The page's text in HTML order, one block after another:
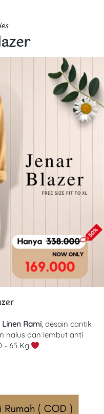
Linen Rami, desain cantik
halus dan lembut anti
- 65 Kg